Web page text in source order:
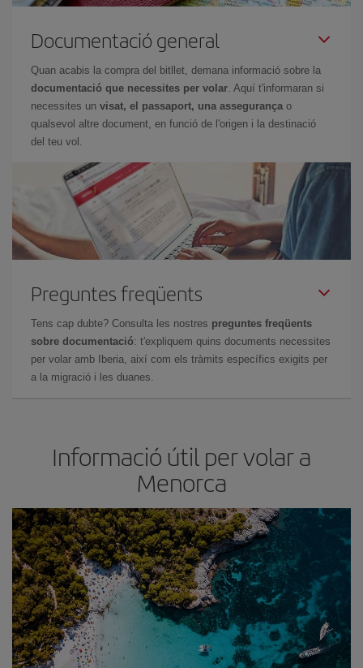
Documentació general
Quan acabis la compra del bitllet, demana informació sobre la
documentació que necessites per volar. Aquí t'informaran si
necessites un visat, el passaport, una assegurança o
qualsevol altre document, en funció de l'origen i la destinació
del teu vol.
Preguntes freqüents
Tens cap dubte? Consulta les nostres preguntes freqüents
sobre documentació: t'expliquem quins documents necessites
per volar amb Iberia, així com els tràmits específics exigits per
a la migració i les duanes.
Informació útil per volar a
Menorca